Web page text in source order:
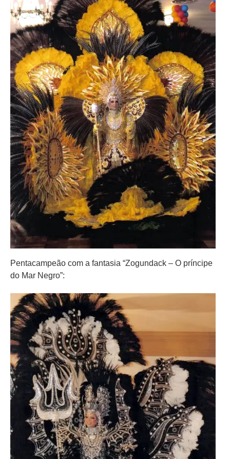
Pentacampeão com a fantasia “Zogundack – O príncipe
do Mar Negro”: